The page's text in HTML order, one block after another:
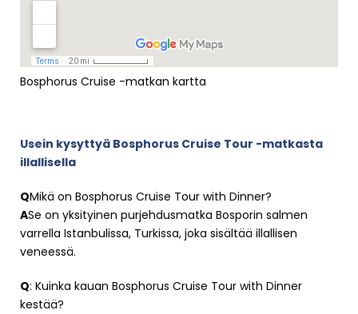
Bosphorus Cruise -matkan kartta
Usein kysyttyä Bosphorus Cruise Tour -matkasta
illallisella
QMikä on Bosphorus Cruise Tour with Dinner?
ASe on yksityinen purjehdusmatka Bosporin salmen
varrella Istanbulissa, Turkissa, joka sisältää illallisen
veneessä.
Q: Kuinka kauan Bosphorus Cruise Tour with Dinner
kestää?